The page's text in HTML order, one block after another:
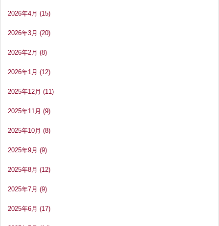
2026年4月 (15)
2026年3月 (20)
2026年2月 (8)
2026年1月 (12)
2025年12月 (11)
2025年11月 (9)
2025年10月 (8)
2025年9月 (9)
2025年8月 (12)
2025年7月 (9)
2025年6月 (17)